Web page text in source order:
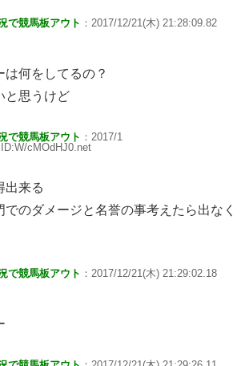
で競馬板アウト ：2017/12/21(木) 21:28:09.82
は何をしてるの？
と思うけど
で競馬板アウト ：2017/1
cMOdHJ0.net
出来る
のダメージと名誉の事考えたら出なく
で競馬板アウト ：2017/12/21(木) 21:29:02.18